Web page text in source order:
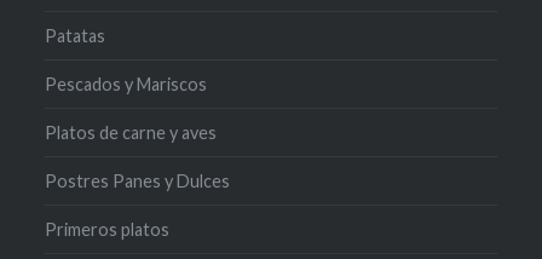
Patatas
Pescados y Mariscos
Platos de carne y aves
Postres Panes y Dulces
Primeros platos